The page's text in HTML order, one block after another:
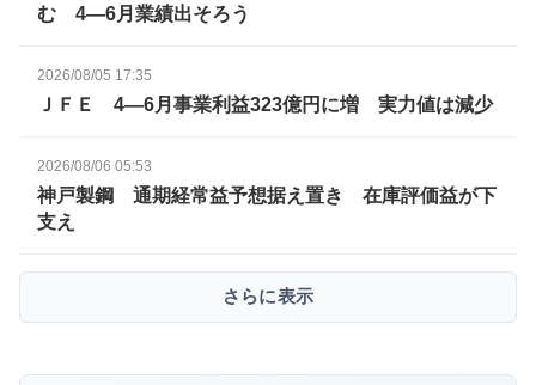
む 4―6月業績出そろう
2026/08/05 17:35
ＪＦＥ 4―6月事業利益323億円に増 実力値は減少
2026/08/06 05:53
神戸製鋼 通期経常益予想据え置き 在庫評価益が下
支え
さらに表示